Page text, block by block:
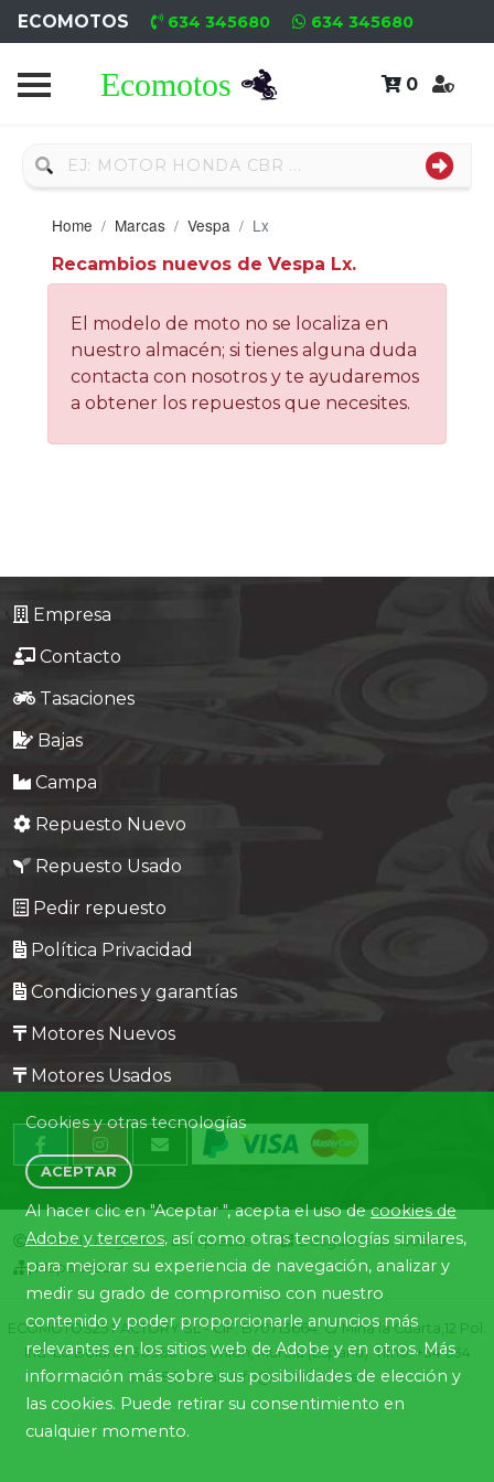
ECOMOTOS 634 345680 634 345680
0
Home
Usado
Neumáticos
Campa
Motores
Nuevos
Motores
Formulario
Contacto
Home Marcas Vespa Lx
Recambios nuevos de Vespa Lx.
El modelo de moto no se localiza en
nuestro almacén; si tienes alguna duda
contacta con nosotros y te ayudaremos
a obtener los repuestos que necesites.
Empresa
Contacto
Tasaciones
Bajas
Campa
Repuesto Nuevo
Repuesto Usado
Pedir repuesto
Política Privacidad
Condiciones y garantías
Motores Nuevos
Motores Usados
Central Desguaces Europiezas
Desguace ID. 1505-19
Mapa Web
ECOMOTOS25 FACTORY SL - CIF: B70713664. C/ Mina la Cuarta,12 Pol.
Ind. Lo Bolarín, 30360 - La Union, Murcia (España). Tlfno. +34 634
345680 email: info@ecomotos.es
Cookies y otras tecnologías
ACEPTAR
Al hacer clic en "Aceptar ", acepta el uso decookies de
Adobe y terceros, así como otras tecnologías similares,
para mejorar su experiencia de navegación, analizar y
medir su grado de compromiso con nuestro
contenido y poder proporcionarle anuncios más
relevantes en los sitios web de Adobe y en otros. Más
información más sobre sus posibilidades de elección y
las cookies. Puede retirar su consentimiento en
cualquier momento.